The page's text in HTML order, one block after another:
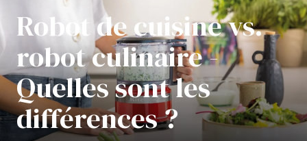
Robot de cuisine vs.
robot culinaire -
Quelles sont les
différences ?